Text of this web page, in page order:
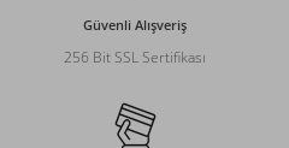
Güvenli Alışveriş
256 Bit SSL Sertifikası